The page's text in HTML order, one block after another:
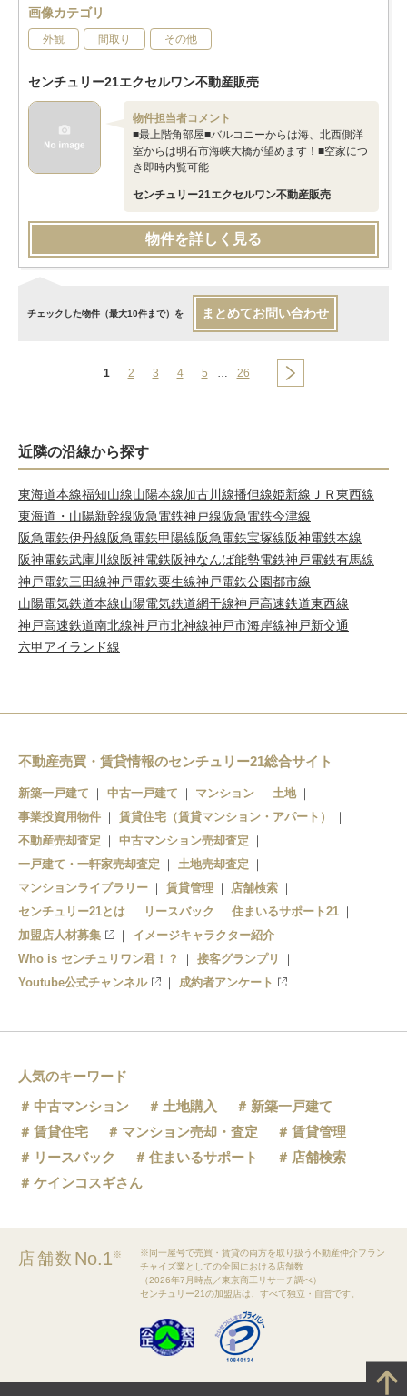
画像カテゴリ
外観 間取り その他
センチュリー21エクセルワン不動産販売
物件担当者コメント
■最上階角部屋■バルコニーからは海、北西側洋
室からは明石市海峡大橋が望めます！■空家につ
き即時内覧可能
センチュリー21エクセルワン不動産販売
物件を詳しく見る
チェックした物件（最大10件まで）を まとめてお問い合わせ
1 2 3 4 5 … 26
近隣の沿線から探す
東海道本線福知山線山陽本線加古川線播但線姫新線 ＪＲ東西線
東海道・山陽新幹線阪急電鉄神戸線阪急電鉄今津線
阪急電鉄伊丹線阪急電鉄甲陽線阪急電鉄宝塚線阪神電鉄本線
阪神電鉄武庫川線阪神電鉄阪神なんば能勢電鉄神戸電鉄有馬線
神戸電鉄三田線神戸電鉄粟生線神戸電鉄公園都市線
山陽電気鉄道本線山陽電気鉄道網干線神戸高速鉄道東西線
神戸高速鉄道南北線神戸市北神線神戸市海岸線神戸新交通
六甲アイランド線
不動産売買・賃貸情報のセンチュリー21総合サイト
新築一戸建て 中古一戸建て マンション
土地
事業投資用物件
賃貸住宅（賃貸マンション・アパート）
不動産売却査定
中古マンション売却査定
一戸建て・一軒家売却査定
土地売却査定
マンションライブラリー
賃貸管理
店舗検索
センチュリー21とは
リースバック
住まいるサポート21
加盟店人材募集
イメージキャラクター紹介
Who is センチュリワン君！？
接客グランプリ
Youtube公式チャンネル
成約者アンケート
人気のキーワード
中古マンション
土地購入
新築一戸建て
賃貸住宅
マンション売却・査定
賃貸管理
リースバック
住まいるサポート
店舗検索
ケインコスギさん
店舗数 No.1※
※同一屋号で売買・賃貸の両方を取り扱う不動産仲介フラン
チャイズ業としての全国における店舗数
（2026年7月時点／東京商工リサーチ調べ）
センチュリー21の加盟店は、すべて独立・自営です。